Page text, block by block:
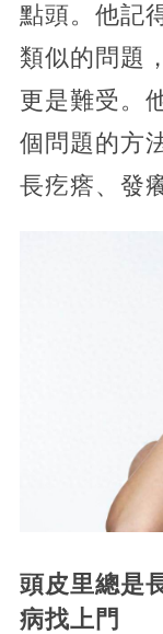
點頭。他記
類似的問題
更是難受。
個問題的方
長疙瘩、發
頭皮里總是
病找上門